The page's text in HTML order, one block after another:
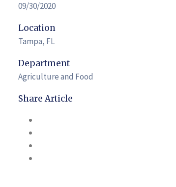
09/30/2020
Location
Tampa, FL
Department
Agriculture and Food
Share Article